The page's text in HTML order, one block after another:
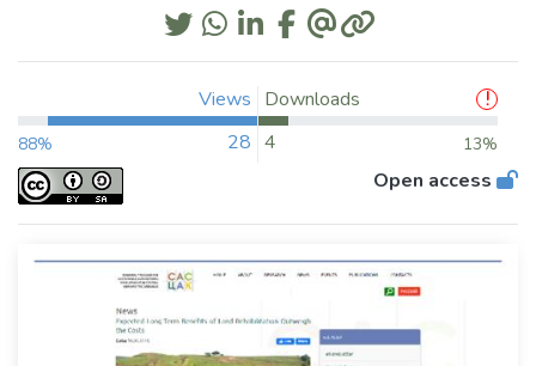
Views
88% 28
Downloads
4
13%
Open access